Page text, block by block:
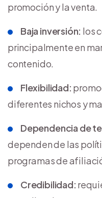
promoción y la venta.
Baja inversión: los
principalmente en
contenido.
Flexibilidad:
diferentes nichos y
Dependencia de
dependen de las
programas de
Credibilidad: